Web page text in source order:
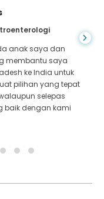
anak saya dan
membantu saya
ke India untuk
pilihan yang tepat
selepas
baik dengan kami